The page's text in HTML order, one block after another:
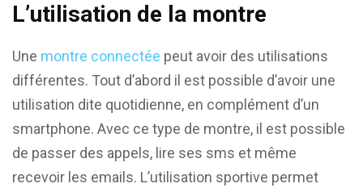
L’utilisation de la montre
Une montre connectée peut avoir des utilisations
différentes. Tout d’abord il est possible d’avoir une
utilisation dite quotidienne, en complément d’un
smartphone. Avec ce type de montre, il est possible
de passer des appels, lire ses sms et même
recevoir les emails. L’utilisation sportive permet